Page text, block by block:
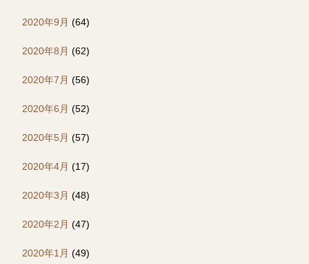
2020年9月 (64)
2020年8月 (62)
2020年7月 (56)
2020年6月 (52)
2020年5月 (57)
2020年4月 (17)
2020年3月 (48)
2020年2月 (47)
2020年1月 (49)